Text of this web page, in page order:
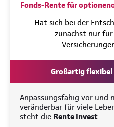
Fonds-Rente für
Hat sich bei der
zunächst nur
Großartig flexibel
Anpassungsfähig vor und
veränderbar für viele
steht die Rente Invest.